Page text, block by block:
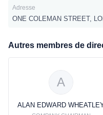
Adresse
ONE COLEMAN STREET,
Autres membres de
A
ALAN EDWARD